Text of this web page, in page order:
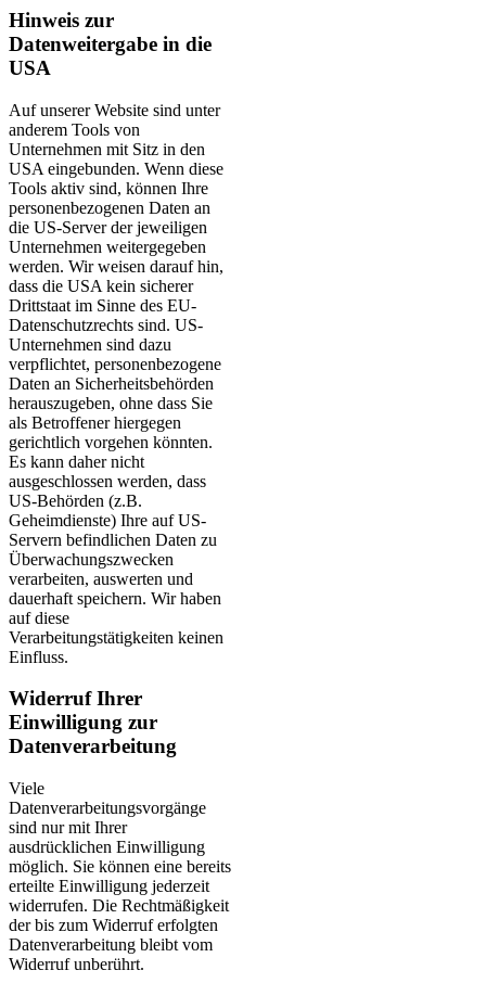
Hinweis zur
Datenweitergabe in die
USA
Auf unserer Website sind unter
anderem Tools von
Unternehmen mit Sitz in den
USA eingebunden. Wenn diese
Tools aktiv sind, können Ihre
personenbezogenen Daten an
die US-Server der jeweiligen
Unternehmen weitergegeben
werden. Wir weisen darauf hin,
dass die USA kein sicherer
Drittstaat im Sinne des EU-
Datenschutzrechts sind. US-
Unternehmen sind dazu
verpflichtet, personenbezogene
Daten an Sicherheitsbehörden
herauszugeben, ohne dass Sie
als Betroffener hiergegen
gerichtlich vorgehen könnten.
Es kann daher nicht
ausgeschlossen werden, dass
US-Behörden (z.B.
Geheimdienste) Ihre auf US-
Servern befindlichen Daten zu
Überwachungszwecken
verarbeiten, auswerten und
dauerhaft speichern. Wir haben
auf diese
Verarbeitungstätigkeiten keinen
Einfluss.
Widerruf Ihrer
Einwilligung zur
Datenverarbeitung
Viele
Datenverarbeitungsvorgänge
sind nur mit Ihrer
ausdrücklichen Einwilligung
möglich. Sie können eine bereits
erteilte Einwilligung jederzeit
widerrufen. Die Rechtmäßigkeit
der bis zum Widerruf erfolgten
Datenverarbeitung bleibt vom
Widerruf unberührt.